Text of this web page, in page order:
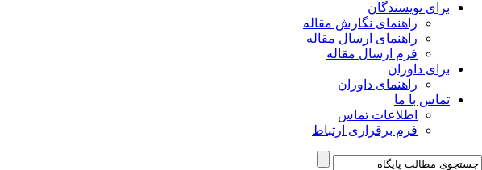
برای نویسندگان
راهنمای نگارش مقاله
راهنمای ارسال مقاله
فرم ارسال مقاله
برای داوران
راهنمای داوران
تماس با ما
اطلاعات تماس
فرم برقراری ارتباط